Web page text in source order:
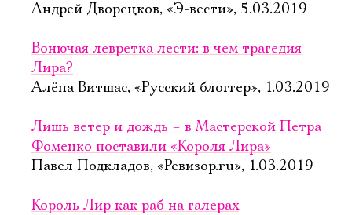
Андрей Дворецков, «Э-вести», 5.03.2019
Вонючая левретка лести: в чем трагедия
Лира?
Алёна Витшас, «Русский блоггер», 1.03.2019
Лишь ветер и дождь – в Мастерской Петра
Фоменко поставили «Короля Лира»
Павел Подкладов, «Ревизор.ru», 1.03.2019
Король Лир как раб на галерах